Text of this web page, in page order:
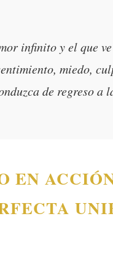
infinito y el que
miedo,
de regreso
EN